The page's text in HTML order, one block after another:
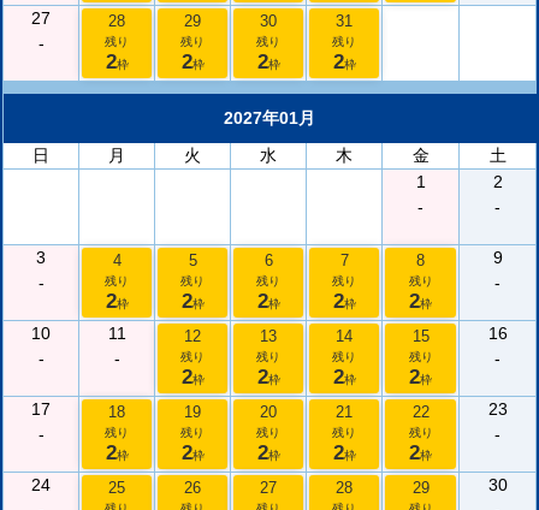
27
-
28
残り
2枠
29
残り
2枠
30
残り
2枠
31
残り
2枠
2027年01月
日
月 火 水 木 金
土
1
-
2
-
3
-
4
残り
2枠
5
残り
2枠
6
残り
2枠
7
残り
2枠
8
残り
2枠
9
-
10
-
11
-
12
残り
2枠
13
残り
2枠
14
残り
2枠
15
残り
2枠
16
-
17
-
18
残り
2枠
19
残り
2枠
20
残り
2枠
21
残り
2枠
22
残り
2枠
23
-
24
25 26 27 28 29
30